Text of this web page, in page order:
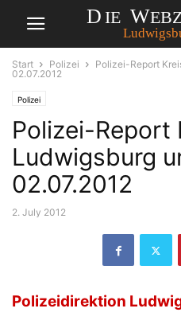
Start Polizei
Polizei-Report
02.07.2012
Polizei
Polizei-Report
Ludwigsburg
02.07.2012
2. July 2012
Polizeidirektion